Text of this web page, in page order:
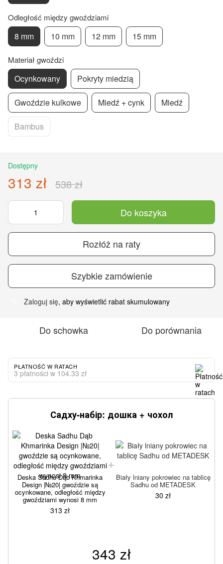
Odległość między gwoździami
8 mm 10 mm 12 mm 15 mm
Materiał gwoździ
Ocynkowany Pokryty miedzią
Gwoździe kulkowe Miedź + cynk Miedź
Bambus
Dostępny
313 zł 538 zł
Do koszyka
Rozłóż na raty
Szybkie zamówienie
Zaloguj się, aby wyświetlić rabat skumulowany
Do schowka Do porównania
PŁATNOŚĆ W RATACH
3 płatności w 104.33 zł
Садху-набір: дошка + чохол
Deska Sadhu Dąb Khmarinka
Design |№20| gwoździe są
ocynkowane, odległość między
gwoździami wynosi 8 mm
313 zł
Biały lniany pokrowiec na tablicę
Sadhu od METADESK
30 zł
343 zł